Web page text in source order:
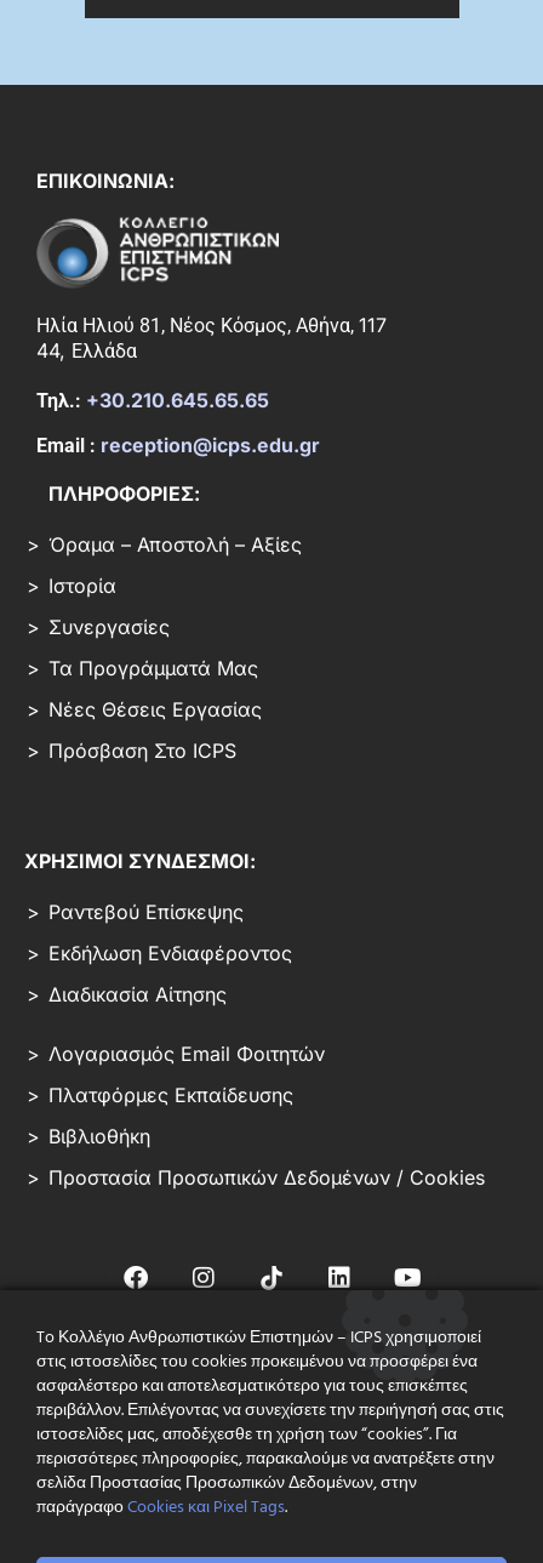
ΕΠΙΚΟΙΝΩΝΙΑ:
Ηλία Ηλιού 81, Νέος Κόσμος, Αθήνα, 117
44, Ελλάδα
Τηλ.: +30.210.645.65.65
Email : reception@icps.edu.gr
ΠΛΗΡΟΦΟΡΙΕΣ:
Όραμα – Αποστολή – Αξίες
Ιστορία
Συνεργασίες
Τα Προγράμματά Μας
Νέες Θέσεις Εργασίας
Πρόσβαση Στο ICPS
ΧΡΗΣΙΜΟΙ ΣΥΝΔΕΣΜΟΙ:
Ραντεβού Επίσκεψης
Εκδήλωση Ενδιαφέροντος
Διαδικασία Αίτησης
Λογαριασμός Email Φοιτητών
Πλατφόρμες Εκπαίδευσης
Βιβλιοθήκη
Προστασία Προσωπικών Δεδομένων / Cookies
© ICPS – ALL RIGHT RESERVED
Με Άδεια Λειτουργίας του Υπουργείου Παιδείας (Αρ. 94540/ΙΑ/15-07-
2013) &
τη Διασφάλιση Ποιότητας του Βρετανικού Συστήματος Ανώτατης
Εκπαίδευσης
Ιδρυτικό Μέλος της Πανελλήνιας Ένωσης Αναγνωρισμένων
To Κολλέγιο Ανθρωπιστικών Επιστημών – ICPS χρησιμοποιεί
στις ιστοσελίδες του cookies προκειμένου να προσφέρει ένα
ασφαλέστερο και αποτελεσματικότερο για τους επισκέπτες
περιβάλλον. Επιλέγοντας να συνεχίσετε την περιήγησή σας στις
ιστοσελίδες μας, αποδέχεσθε τη χρήση των “cookies”. Για
περισσότερες πληροφορίες, παρακαλούμε να ανατρέξετε στην
σελίδα Προστασίας Προσωπικών Δεδομένων, στην
παράγραφοCookies και Pixel Tags.